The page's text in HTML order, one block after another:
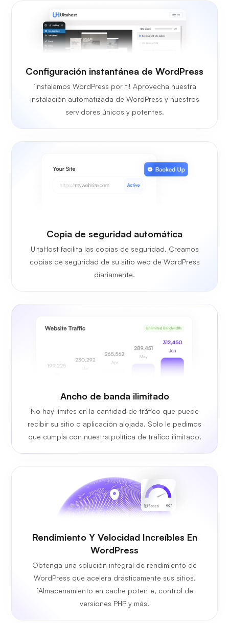
Configuración instantánea de WordPress
¡Instalamos WordPress por ti! Aprovecha nuestra
instalación automatizada de WordPress y nuestros
servidores únicos y potentes.
Copia de seguridad automática
UltaHost facilita las copias de seguridad. Creamos
copias de seguridad de su sitio web de WordPress
diariamente.
Ancho de banda ilimitado
No hay límites en la cantidad de tráfico que puede
recibir su sitio o aplicación alojada. Solo le pedimos
que cumpla con nuestra política de tráfico ilimitado.
Rendimiento Y Velocidad Increíbles En
WordPress
Obtenga una solución integral de rendimiento de
WordPress que acelera drásticamente sus sitios.
¡Almacenamiento en caché potente, control de
versiones PHP y más!